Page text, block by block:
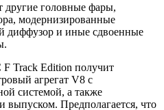
другие головные фары,
модернизированные
диффузор и иные сдвоенные
Track Edition получит
агрегат V8 с
системой, а также
выпуском. Предполагается, что